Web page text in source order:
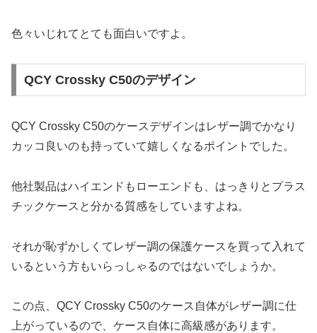
色々いじれてとても面白いですよ。
QCY Crossky C50のデザイン
QCY Crossky C50のケースデザインはレザー調でかなり
カッコ良いのも持っていて嬉しくなるポイントでした。
他社製品はハイエンドもローエンドも、はっきりとプラス
チックケースと分かる質感をしていますよね。
それが恥ずかしくてレザー調の保護ケースを買って入れて
いるという方もいらっしゃるのではないでしょうか。
この点、QCY Crossky C50のケース自体がレザー調に仕
上がっているので、ケース自体に高級感があります。